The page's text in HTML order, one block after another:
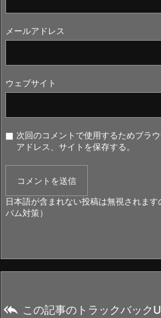
メールアドレス
ウェブサイト
次回のコメントで使用するためブラ
アドレス、サイトを保存する。
日本語が含まれない投稿は無視されま
パム対策）
 この記事のトラックバック